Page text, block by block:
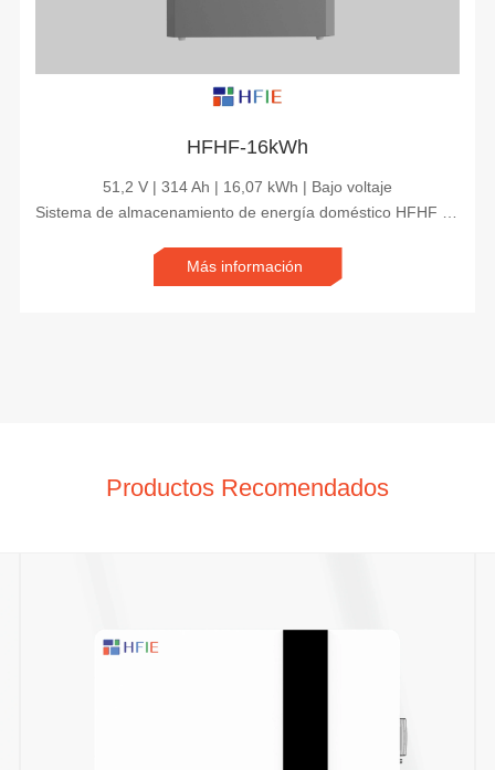
HFHF-16kWh
51,2 V | 314 Ah | 16,07 kWh | Bajo voltaje
Más información
Productos Recomendados